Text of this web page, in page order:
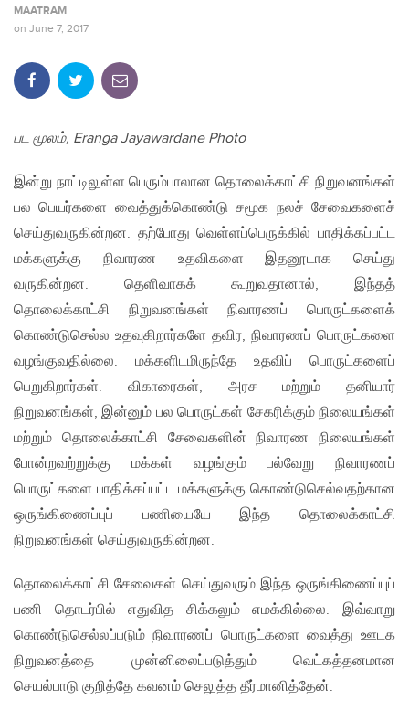
MAATRAM
on June 7, 2017
பட மூலம், Eranga Jayawardane Photo
இன்று நாட்டிலுள்ள பெரும்பாலான தொலைக்காட்சி நிறுவனங்கள்
பல பெயர்களை வைத்துக்கொண்டு சமூக நலச் சேவைகளைச்
செய்துவருகின்றன. தற்போது வெள்ளப்பெருக்கில் பாதிக்கப்பட்ட
மக்களுக்கு நிவாரண உதவிகளை இதனூடாக செய்து
வருகின்றன. தெளிவாகக் கூறுவதானால், இந்தத்
தொலைக்காட்சி நிறுவனங்கள் நிவாரணப் பொருட்களைக்
கொண்டுசெல்ல உதவுகிறார்களே தவிர, நிவாரணப் பொருட்களை
வழங்குவதில்லை. மக்களிடமிருந்தே உதவிப் பொருட்களைப்
பெறுகிறார்கள். விகாரைகள், அரச மற்றும் தனியார்
நிறுவனங்கள், இன்னும் பல பொருட்கள் சேகரிக்கும் நிலையங்கள்
மற்றும் தொலைக்காட்சி சேவைகளின் நிவாரண நிலையங்கள்
போன்றவற்றுக்கு மக்கள் வழங்கும் பல்வேறு நிவாரணப்
பொருட்களை பாதிக்கப்பட்ட மக்களுக்கு கொண்டுசெல்வதற்கான
ஒருங்கிணைப்புப் பணியையே இந்த தொலைக்காட்சி
நிறுவனங்கள் செய்துவருகின்றன.
தொலைக்காட்சி சேவைகள் செய்துவரும் இந்த ஒருங்கிணைப்புப்
பணி தொடர்பில் எதுவித சிக்கலும் எமக்கில்லை. இவ்வாறு
கொண்டுசெல்லப்படும் நிவாரணப் பொருட்களை வைத்து ஊடக
நிறுவனத்தை முன்னிலைப்படுத்தும் வெட்கத்தனமான
செயல்பாடு குறித்தே கவனம் செலுத்த தீர்மானித்தேன்.